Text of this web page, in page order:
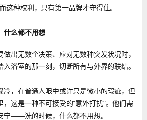
种权利，只有第一品牌才守得住。
什么都不用想
做出无数个决策、应对无数种突发状况时，
浴室的那一刻，切断所有与外界的联结。
冷，在普通人眼中或许只是微小的瑕疵，但
，这是一种不可接受的"意外打扰"。他们需
宁——洗的时候，什么都不用想。